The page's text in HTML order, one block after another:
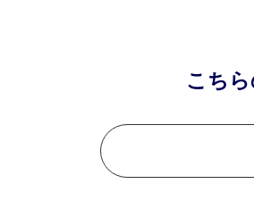
こち